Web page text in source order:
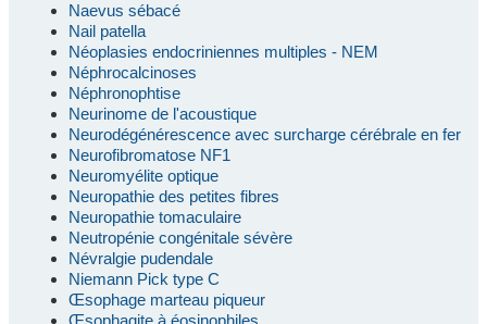
Naevus sébacé
Nail patella
Néoplasies endocriniennes multiples - NEM
Néphrocalcinoses
Néphronophtise
Neurinome de l'acoustique
Neurodégénérescence avec surcharge cérébrale en fer
Neurofibromatose NF1
Neuromyélite optique
Neuropathie des petites fibres
Neuropathie tomaculaire
Neutropénie congénitale sévère
Névralgie pudendale
Niemann Pick type C
Œsophage marteau piqueur
Œsophagite à éosinophiles